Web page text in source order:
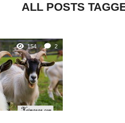
ALL POSTS
154 2